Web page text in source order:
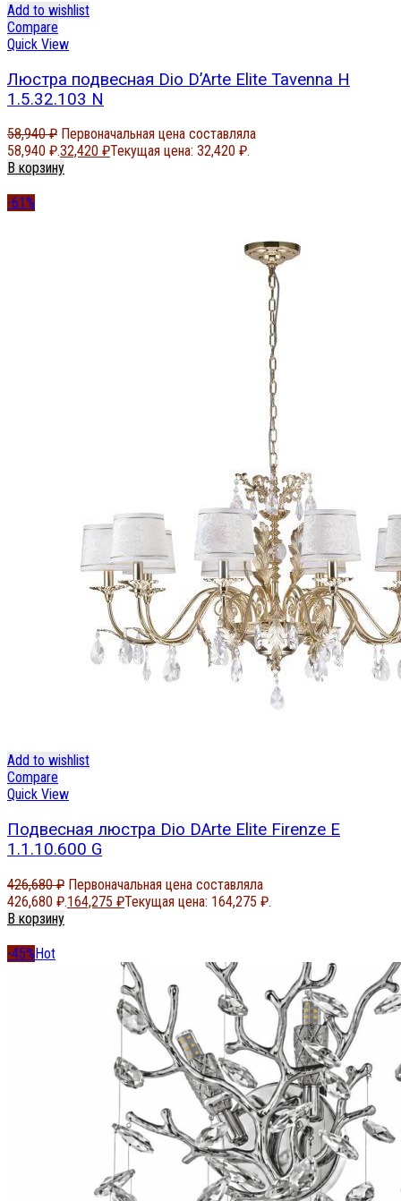
Add to wishlist
Compare
Quick View
Люстра подвесная Dio D’Arte Elite Tavenna H
1.5.32.103 N
58,940₽ Первоначальная цена составляла
58,940 ₽.32,420 ₽Текущая цена: 32,420 ₽.
В корзину
-61%
Add to wishlist
Compare
Quick View
Подвесная люстра Dio DArte Elite Firenze E
1.1.10.600 G
426,680₽ Первоначальная цена составляла
426,680 ₽.164,275 ₽Текущая цена: 164,275 ₽.
В корзину
-45%Hot